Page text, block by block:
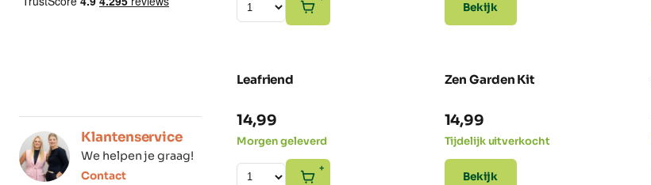
Bekijk
Leafriend
14,99
Morgen geleverd
+
Zen Garden Kit
14,99
Tijdelijk uitverkocht
Bekijk
Klantenservice
We helpen je graag!
Contact